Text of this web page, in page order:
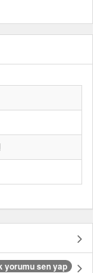
yorumu sen yap